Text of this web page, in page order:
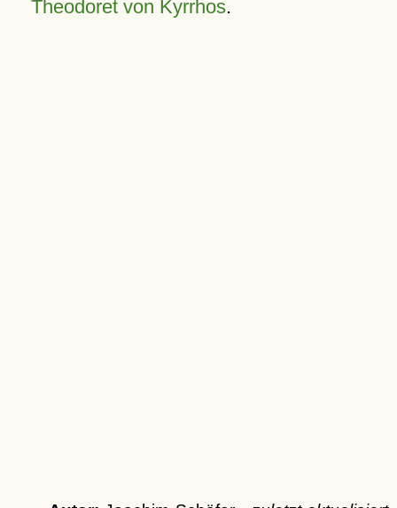
Theodoret von Kyrrhos.